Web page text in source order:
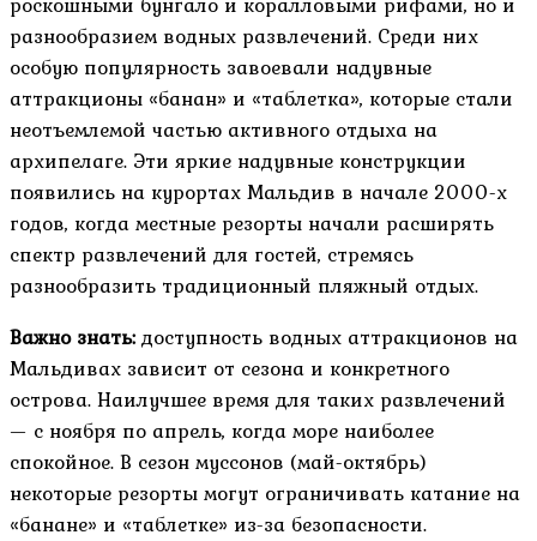
разнообразием водных развлечений. Среди них
особую популярность завоевали надувные
аттракционы «банан» и «таблетка», которые стали
неотъемлемой частью активного отдыха на
архипелаге. Эти яркие надувные конструкции
появились на курортах Мальдив в начале 2000-х
годов, когда местные резорты начали расширять
спектр развлечений для гостей, стремясь
разнообразить традиционный пляжный отдых.
Важно знать:доступность водных аттракционов на
Мальдивах зависит от сезона и конкретного
острова. Наилучшее время для таких развлечений
— с ноября по апрель, когда море наиболее
спокойное. В сезон муссонов (май-октябрь)
некоторые резорты могут ограничивать катание на
«банане» и «таблетке» из-за безопасности.